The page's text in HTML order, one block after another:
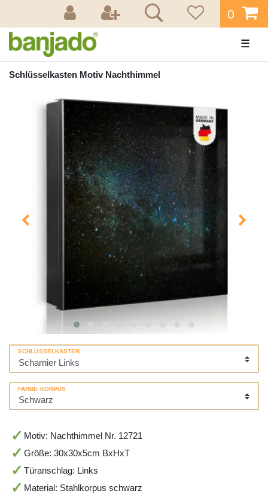
0
☰
Schlüsselkasten Motiv Nachthimmel
SCHLÜSSELKASTEN
FARBE KORPUS
Motiv: Nachthimmel Nr. 12721
Größe: 30x30x5cm BxHxT
Türanschlag: Links
Material: Stahlkorpus schwarz